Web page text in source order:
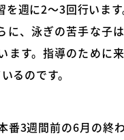
を週に2～3回行いま
に、泳ぎの苦手な子
ます。指導のために
るのです。
番3週間前の6月の終